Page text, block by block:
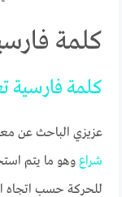
كلمة
كلمة فارسية
عزيزي الباحث عن
شراع وهو ما يتم
للحركة حسب اتجاه